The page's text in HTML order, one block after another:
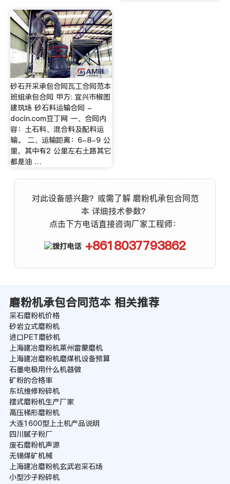
砂石开采承包合同瓦工合同范本
班组承包合同 甲方: 宜兴市椒图
建筑场 砂石料运输合同 -
docin.com豆丁网 一、合同内
容：土石料、混合料及配料运
输。 二、运输距离：6-8-9 公
里，其中有2 公里左右土路其它
都是油 …
对此设备感兴趣？或需了解 磨粉机承包合同范
本 详细技术参数？
点击下方电话直接咨询厂家工程师：
+8618037793862
磨粉机承包合同范本 相关推荐
采石磨粉机价格
砂岩立式磨粉机
进口PET磨砂机
上海建冶磨粉机莱州雷蒙磨机
上海建冶磨粉机磨煤机设备预算
石墨电极用什么机器做
矿粉的合格率
东坑维修粉碎机
摆式磨粉机生产厂家
高压梯形磨粉机
大连1600型上土机产品说明
四川腻子粉厂
废石磨粉机声源
无锡煤矿机械
上海建冶磨粉机玄武岩采石场
小型沙子粉碎机